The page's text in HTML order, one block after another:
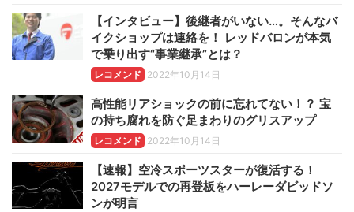
【インタビュー】後継者がいない…。そんなバ
イクショップは連絡を！ レッドバロンが本気
で乗り出す“事業継承”とは？
レコメンド 2022年10月14日
高性能リアショックの前に忘れてない！？ 宝
の持ち腐れを防ぐ足まわりのグリスアップ
レコメンド 2022年10月14日
【速報】空冷スポーツスターが復活する！
2027モデルでの再登板をハーレーダビッドソ
ンが明言